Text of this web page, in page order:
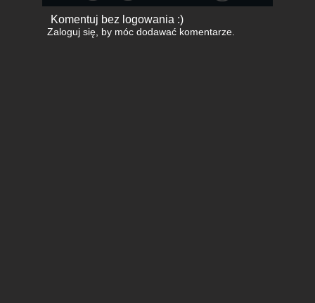
Komentuj bez logowania :)
Zaloguj się, by móc dodawać komentarze.